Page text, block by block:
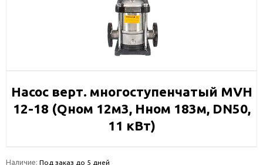
Насос верт. многоступенчатый MVH
12-18 (Qном 12м3, Hном 183м, DN50,
11 кВт)
Наличие: Под заказ до 5 дней